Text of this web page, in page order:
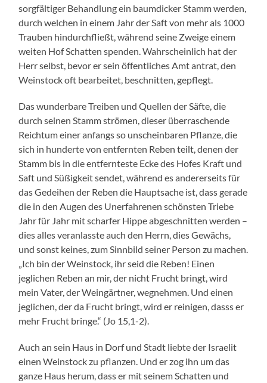
sorgfältiger Behandlung ein baumdicker Stamm werden,
durch welchen in einem Jahr der Saft von mehr als 1000
Trauben hindurchfließt, während seine Zweige einem
weiten Hof Schatten spenden. Wahrscheinlich hat der
Herr selbst, bevor er sein öffentliches Amt antrat, den
Weinstock oft bearbeitet, beschnitten, gepflegt.
Das wunderbare Treiben und Quellen der Säfte, die
durch seinen Stamm strömen, dieser überraschende
Reichtum einer anfangs so unscheinbaren Pflanze, die
sich in hunderte von entfernten Reben teilt, denen der
Stamm bis in die entfernteste Ecke des Hofes Kraft und
Saft und Süßigkeit sendet, während es andererseits für
das Gedeihen der Reben die Hauptsache ist, dass gerade
die in den Augen des Unerfahrenen schönsten Triebe
Jahr für Jahr mit scharfer Hippe abgeschnitten werden –
dies alles veranlasste auch den Herrn, dies Gewächs,
und sonst keines, zum Sinnbild seiner Person zu machen.
„Ich bin der Weinstock, ihr seid die Reben! Einen
jeglichen Reben an mir, der nicht Frucht bringt, wird
mein Vater, der Weingärtner, wegnehmen. Und einen
jeglichen, der da Frucht bringt, wird er reinigen, dasss er
mehr Frucht bringe.“ (Jo 15,1-2).
Auch an sein Haus in Dorf und Stadt liebte der Israelit
einen Weinstock zu pflanzen. Und er zog ihn um das
ganze Haus herum, dass er mit seinem Schatten und